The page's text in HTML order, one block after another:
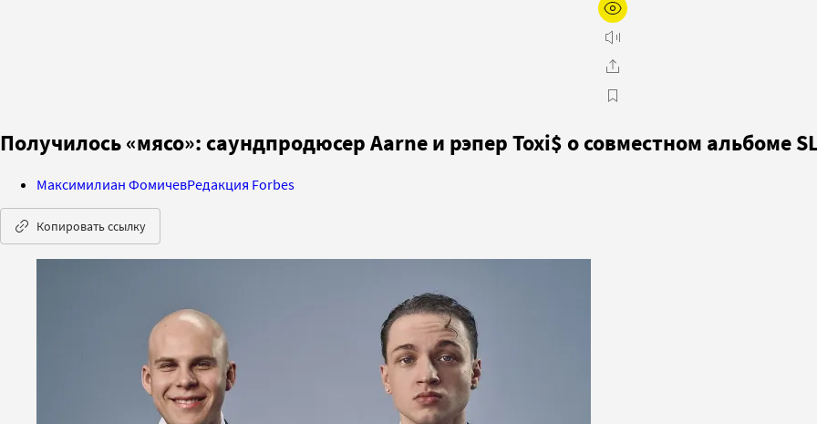
Получилось «мясо»: саундпродюсер Aarne и рэпер Toxi$ о совместном альбоме
Максимилиан ФомичевРедакция Forbes
Копировать ссылку